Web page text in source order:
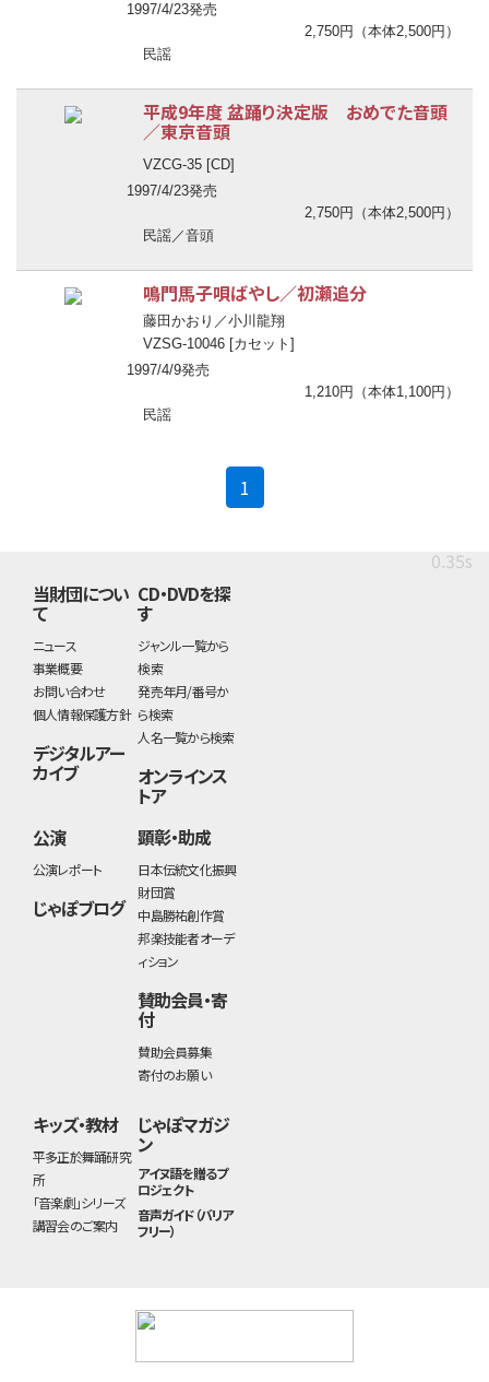
1997/4/23発売
2,750円（本体2,500円）
民謡
平成9年度 盆踊り決定版 おめでた音頭
／東京音頭
VZCG-35 [CD]
1997/4/23発売
2,750円（本体2,500円）
民謡／音頭
鳴門馬子唄ばやし／初瀬追分
藤田かおり／小川龍翔
VZSG-10046 [カセット]
1997/4/9発売
1,210円（本体1,100円）
民謡
1
0.35s
当財団につい
て
ニュース
事業概要
お問い合わせ
個人情報保護方針
デジタルアー
カイブ
CD・DVDを探
す
ジャンル一覧から
検索
発売年月/番号か
ら検索
人名一覧から検索
オンラインス
トア
公演
公演レポート
じゃぽブログ
顕彰・助成
日本伝統文化振興
財団賞
中島勝祐創作賞
邦楽技能者オーデ
ィション
賛助会員・寄
付
賛助会員募集
寄付のお願い
キッズ・教材
平多正於舞踊研究
所
「音楽劇」シリーズ
講習会のご案内
じゃぽマガジ
ン
アイヌ語を贈るプ
ロジェクト
音声ガイド（バリア
フリー）